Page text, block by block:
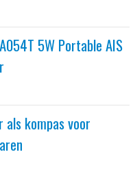
5W Portable AIS
als kompas voor